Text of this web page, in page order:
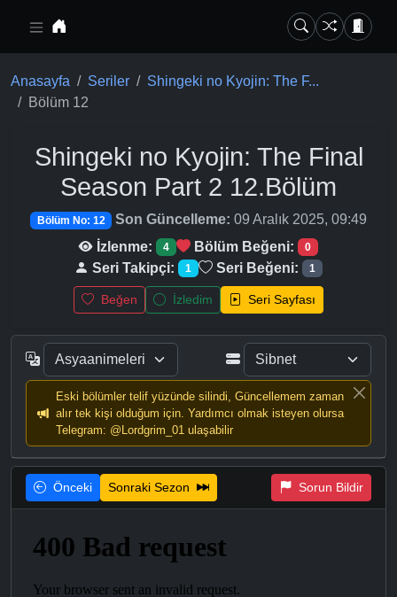
Anasayfa Seriler
Shingeki no Kyojin: The F...
Bölüm 12
Shingeki no Kyojin: The Final
Season Part 2 12.Bölüm
Bölüm No: 12 Son Güncelleme: 09 Aralık 2025, 09:49
İzlenme:
4 Bölüm Beğeni: 0
Seri Takipçi: 1 Seri Beğeni: 1
Beğen İzledim Seri Sayfası
Eski bölümler telif yüzünde silindi, Güncellemem zaman
alır tek kişi olduğum için. Yardımcı olmak isteyen olursa
Telegram: @Lordgrim_01 ulaşabilir
Önceki Sonraki Sezon Sorun Bildir